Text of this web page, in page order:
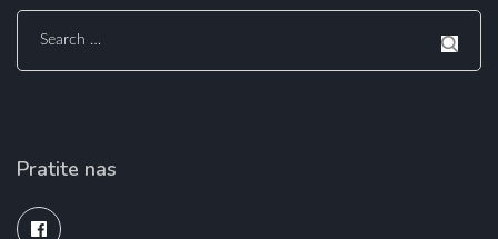
Search
for:
Pratite nas